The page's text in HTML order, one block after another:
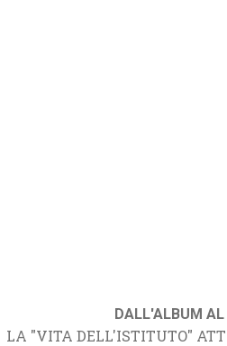
DALL'ALBUM AL
LA "VITA DELL'ISTITUTO"